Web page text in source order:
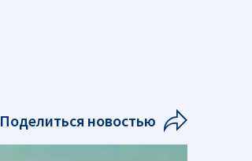
Поделиться новостью